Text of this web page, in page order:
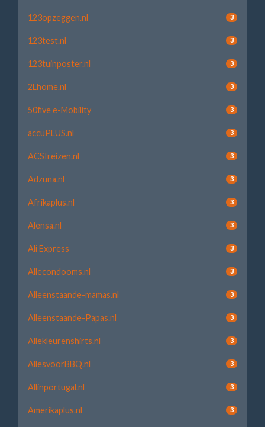
123opzeggen.nl 3
123test.nl 3
123tuinposter.nl 3
2Lhome.nl 3
50five e-Mobility 3
accuPLUS.nl 3
ACSIreizen.nl 3
Adzuna.nl 3
Afrikaplus.nl 3
Alensa.nl 3
Ali Express 3
Allecondooms.nl 3
Alleenstaande-mamas.nl 3
Alleenstaande-Papas.nl 3
Allekleurenshirts.nl 3
AllesvoorBBQ.nl 3
Allinportugal.nl 3
Amerikaplus.nl 3